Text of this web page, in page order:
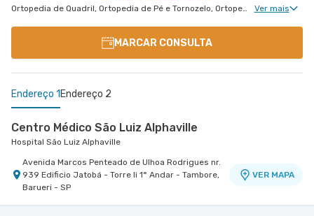
Ortopedia de Quadril, Ortopedia de Pé e Tornozelo, Ortopedia de Ombro, Ortopedia de Joelho, Ortopedia de Coluna, Ortopedia Geral, Cirurgia de Joelho, Cirurgia de Coluna, Cirurgia de Punho, Ortopedia de Punho, Ortopedia de Cotovelo, Cirurgia de Cotovelo, Cirurgia de Quadril, Cirurgia de Ombro, Cirurgia de Pé e Tornozelo, Cirurgia de Mão Ver mais
MARCAR CONSULTA
Endereço 1 Endereço 2
Centro Médico São Luiz Alphaville
Hospital São Luiz Alphaville
Avenida Marcos Penteado de Ulhoa Rodrigues nr.
939 Edificio Jatobá - Torre Ii 1° Andar - Tambore,
Barueri - SP
VER MAPA
Centro Medico Central Oeste - Unidade Corifeu de